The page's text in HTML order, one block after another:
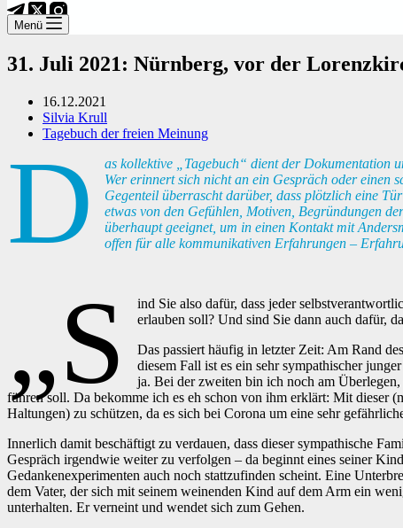
Menü
31. Juli 2021: Nürnberg, vor der
16.12.2021
Silvia Krull
Tagebuch der freien Meinung
D
as kollektive „Tagebuch“ dient der Dokumentation
Wer erinnert sich nicht an ein Gespräch oder einen
Gegenteil überrascht darüber, dass plötzlich eine
etwas von den Gefühlen, Motiven, Begründungen
überhaupt geeignet, um in einen Kontakt mit
offen für alle kommunikativen Erfahrungen –
„S
ind Sie also dafür, dass jeder
erlauben soll? Und sind Sie dann auch dafür,
Das passiert häufig in letzter Zeit: Am Rand
diesem Fall ist es ein sehr sympathischer
ja. Bei der zweiten bin ich noch am
führen soll. Da bekomme ich es eh schon von ihm erklärt: Mit dieser
Haltungen) zu schützen, da es sich bei Corona um eine sehr
Innerlich damit beschäftigt zu verdauen, dass dieser sympathische
Gespräch irgendwie weiter zu verfolgen – da beginnt eines seiner
Gedankenexperimenten auch noch stattzufinden scheint. Eine
dem Vater, der sich mit seinem weinenden Kind auf dem Arm ein
unterhalten. Er verneint und wendet sich zum Gehen.